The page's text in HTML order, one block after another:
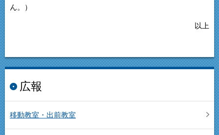
ん。）
以上
広報
移動教室・出前教室